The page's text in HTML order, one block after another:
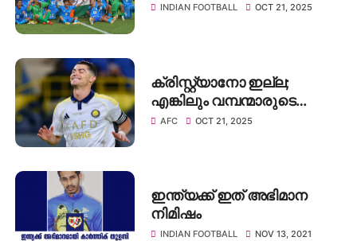
U20 വനിതാ ഏഷ്യൻ കപ്പിന്
INDIAN FOOTBALL OCT 21, 2025
ക്രിസ്റ്റ്യാനോ ഇല്ല;
എങ്കിലും വമ്പന്മാരുടെ
പടയുമായി അൽ-നസർ
AFC OCT 21, 2025
ഇന്ത്യക്ക് ഇത് അഭിമാന
നിമിഷം
INDIAN FOOTBALL NOV 13, 2021